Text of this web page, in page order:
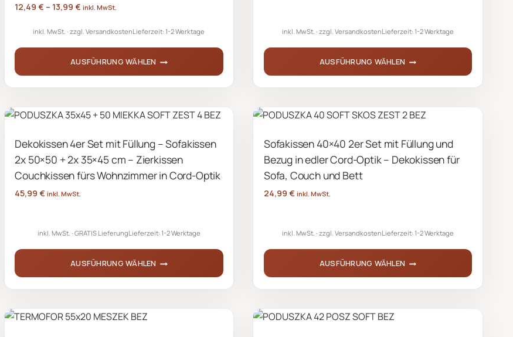
12,49€ – 13,99€ inkl. MwSt.
inkl. MwSt. zzgl.VersandkostenLieferzeit:1-2 Werktage
AUSFÜHRUNG WÄHLEN
weist
Varianten
auf.
Die
der
Produktseite
gewählt
werden
inkl. MwSt. zzgl.VersandkostenLieferzeit:1-2 Werktage
AUSFÜHRUNG WÄHLEN
weist
Varianten
auf.
der
Produktseite
gewählt
werden
Dekokissen 4er Set mit Füllung – Sofakissen
2x 50×50 + 2x 35×45 cm – Zierkissen
Couchkissen fürs Wohnzimmer in Cord-Optik
45,99€ inkl. MwSt.
inkl. MwSt. GRATIS LieferungLieferzeit:1-2 Werktage
AUSFÜHRUNG WÄHLEN
weist
Sofakissen 40×40 2er Set mit Füllung und
Bezug in edler Cord-Optik – Dekokissen für
Sofa, Couch und Bett
24,99 € inkl. MwSt.
inkl. MwSt. zzgl.VersandkostenLieferzeit:1-2 Werktage
AUSFÜHRUNG WÄHLEN
weist